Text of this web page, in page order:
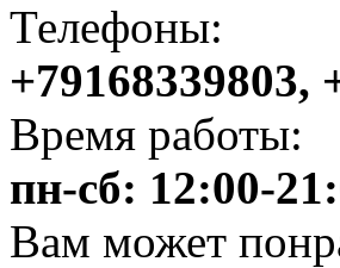
Телефоны:
+79168339803,
Время работы:
пн-сб: 12:00-
Вам может